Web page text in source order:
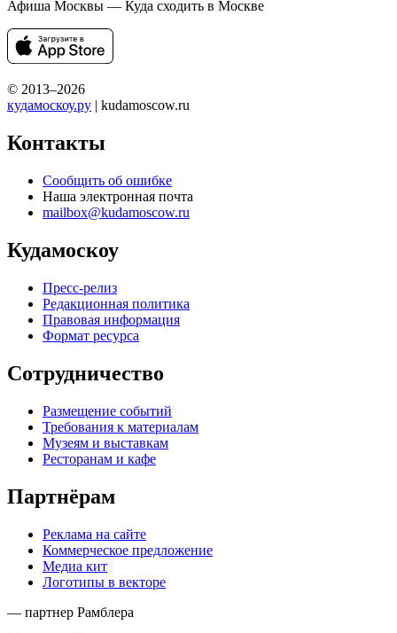
Афиша Москвы — Куда сходить в Москве
© 2013–2026
кудамоскоу.ру | kudamoscow.ru
Контакты
Сообщить об ошибке
Наша электронная почта
mailbox@kudamoscow.ru
Кудамоскоу
Пресс-релиз
Редакционная политика
Правовая информация
Формат ресурса
Сотрудничество
Размещение событий
Требования к материалам
Музеям и выставкам
Ресторанам и кафе
Партнёрам
Реклама на сайте
Коммерческое предложение
Медиа кит
Логотипы в векторе
— партнер Рамблера